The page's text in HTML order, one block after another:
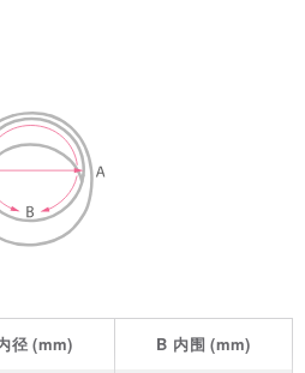
径(mm) B 内围 (mm)